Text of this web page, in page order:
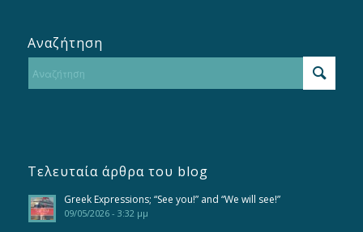
Αναζήτηση
Τελευταία άρθρα του blog
Greek Expressions; “See you!” and “We will see!”
09/05/2026 - 3:32 μμ